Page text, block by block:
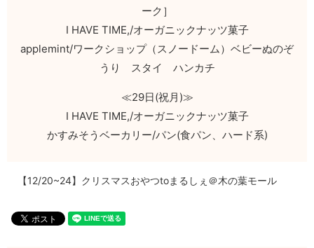
ーク］
I HAVE TIME,/オーガニックナッツ菓子
applemint/ワークショップ（スノードーム）ベビーぬのぞ
うり スタイ ハンカチ
≪29日(祝月)≫
I HAVE TIME,/オーガニックナッツ菓子
かすみそうベーカリー/パン(食パン、ハード系)
【12/20~24】クリスマスおやつtoまるしぇ＠木の葉モール